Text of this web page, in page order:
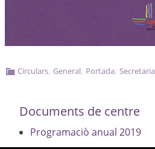
Circulars, General, Portada,Secretaria
Documents de centre
Programaciò anual 2019